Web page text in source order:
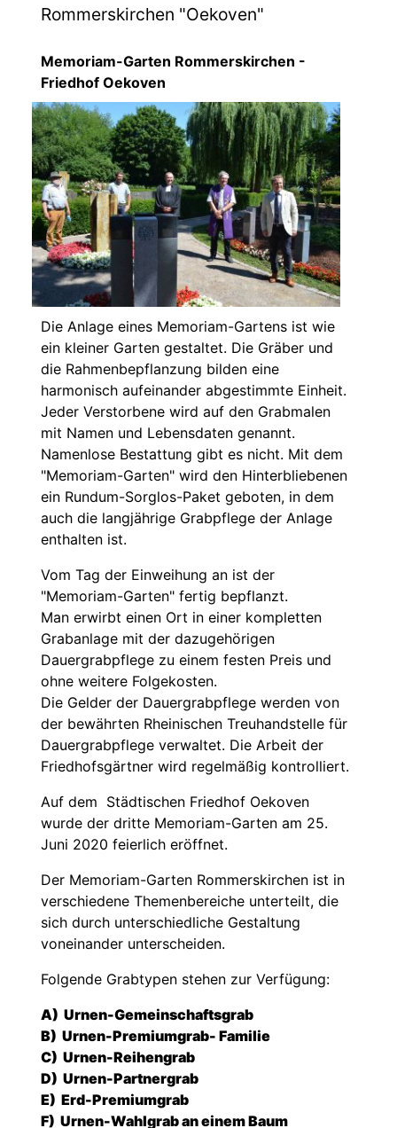
Rommerskirchen "Oekoven"
Memoriam-Garten Rommerskirchen -
Friedhof Oekoven
Die Anlage eines Memoriam-Gartens ist wie
ein kleiner Garten gestaltet. Die Gräber und
die Rahmenbepflanzung bilden eine
harmonisch aufeinander abgestimmte Einheit.
Jeder Verstorbene wird auf den Grabmalen
mit Namen und Lebensdaten genannt.
Namenlose Bestattung gibt es nicht. Mit dem
"Memoriam-Garten" wird den Hinterbliebenen
ein Rundum-Sorglos-Paket geboten, in dem
auch die langjährige Grabpflege der Anlage
enthalten ist.
Vom Tag der Einweihung an ist der
"Memoriam-Garten" fertig bepflanzt.
Man erwirbt einen Ort in einer kompletten
Grabanlage mit der dazugehörigen
Dauergrabpflege zu einem festen Preis und
ohne weitere Folgekosten.
Die Gelder der Dauergrabpflege werden von
der bewährten Rheinischen Treuhandstelle für
Dauergrabpflege verwaltet. Die Arbeit der
Friedhofsgärtner wird regelmäßig kontrolliert.
Auf dem Städtischen Friedhof Oekoven
wurde der dritte Memoriam-Garten am 25.
Juni 2020 feierlich eröffnet.
Der Memoriam-Garten Rommerskirchen ist in
verschiedene Themenbereiche unterteilt, die
sich durch unterschiedliche Gestaltung
voneinander unterscheiden.
Folgende Grabtypen stehen zur Verfügung:
A) Urnen-Gemeinschaftsgrab
B) Urnen-Premiumgrab- Familie
C) Urnen-Reihengrab
D) Urnen-Partnergrab
E) Erd-Premiumgrab
F) Urnen-Wahlgrab an einem Baum